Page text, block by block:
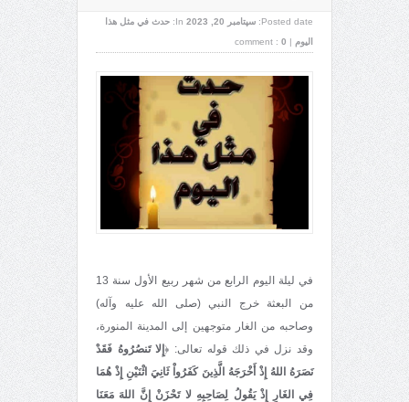
Posted date: سپتامبر 20, 2023 In:
حدث في مثل هذا
اليوم |
comment : 0
في ليلة اليوم الرابع من شهر ربيع الأول سنة 13
من البعثة خرج النبي (صلى الله عليه وآله)
وصاحبه من الغار متوجهين إلى المدينة المنورة،
وقد نزل في ذلك قوله تعالى: ﴿إِلا تَنصُرُوهُ فَقَدْ
نَصَرَهُ اللهُ إِذْ أَخْرَجَهُ الَّذِينَ كَفَرُواْ ثَانِيَ اثْنَيْنِ إِذْ هُمَا
فِي الغَارِ إِذْ يَقُولُ لِصَاحِبِهِ لا تَحْزَنْ إِنَّ اللهَ مَعَنَا